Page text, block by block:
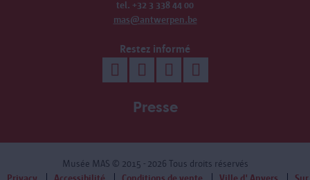
tel. +32 3 338 44 00
mas@antwerpen.be
Restez informé
Presse
Musée MAS © 2015 - 2026 Tous droits réservés